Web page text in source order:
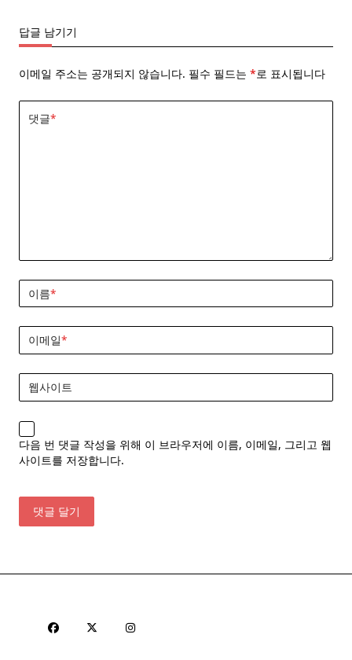
답글 남기기
이메일 주소는 공개되지 않습니다. 필수 필드는 *로 표시됩니다
댓글*
이름*
이메일*
웹사이트
다음 번 댓글 작성을 위해 이 브라우저에 이름, 이메일, 그리고 웹
사이트를 저장합니다.